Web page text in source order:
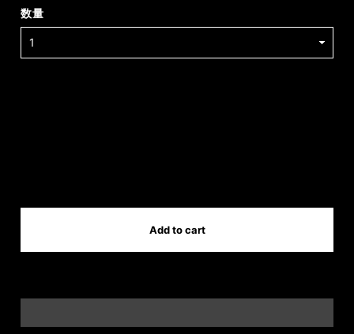
数量
Add to cart